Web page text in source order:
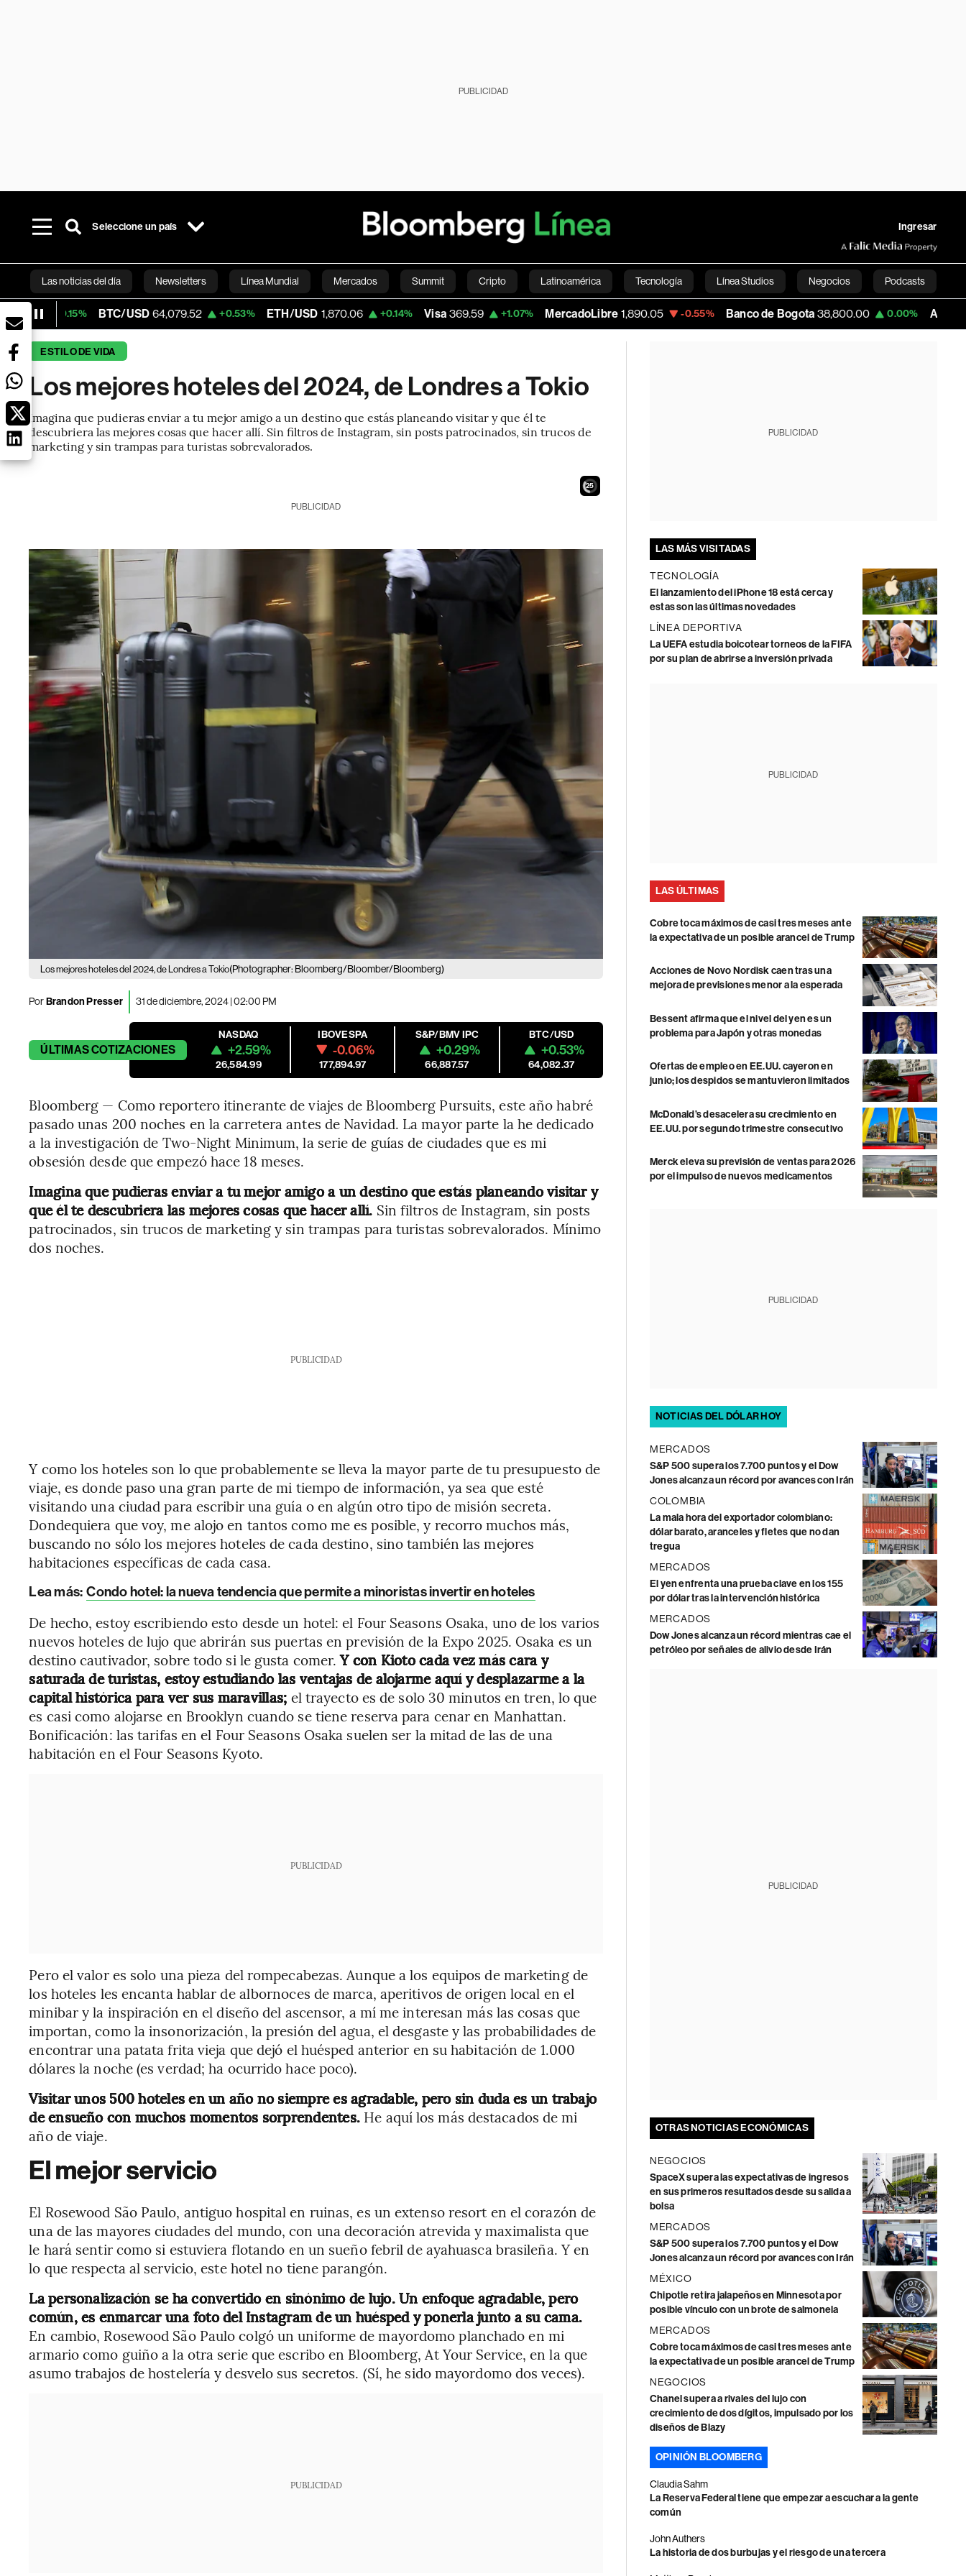
PUBLICIDAD
Seleccione un país Ingresar
Las noticias del día Newsletters Línea Mundial Mercados Summit Cripto Latinoamérica Tecnología Línea Studios Negocios Podcasts
Bloomberg Green Economía Estilo de vida Mundo Videos English
BTC/USD 64,079.52 +0.53% ETH/USD 1,870.06 +0.14% Visa 369.59 +1.07% MercadoLibre 1,890.05 -0.55% Banco de Bogota 38,800.00 0.00% Apple 309.25
ESTILO DE VIDA
Los mejores hoteles del 2024, de Londres a Tokio
Imagina que pudieras enviar a tu mejor amigo a un destino que estás planeando visitar y que él te
descubriera las mejores cosas que hacer allí. Sin filtros de Instagram, sin posts patrocinados, sin trucos de
marketing y sin trampas para turistas sobrevalorados.
24
PUBLICIDAD
Los mejores hoteles del 2024, de Londres a Tokio(Photographer: Bloomberg/Bloomber/Bloomberg)
PorBrandon Presser 31 de diciembre, 2024 | 02:00 PM
ÚLTIMASCOTIZACIONES
NASDAQ
+2.59%
26,584.99
IBOVESPA
-0.06%
177,894.97
S&P/BMV IPC
+0.29%
66,887.57
BTC/USD
+0.53%
64,082.37
Bloomberg — Como reportero itinerante de viajes de Bloomberg Pursuits, este año habré
pasado unas 200 noches en la carretera antes de Navidad. La mayor parte la he dedicado
a la investigación de Two-Night Minimum, la serie de guías de ciudades que es mi
obsesión desde que empezó hace 18 meses.
Imagina que pudieras enviar a tu mejor amigo a un destino que estás planeando visitar y
que él te descubriera las mejores cosas que hacer allí. Sin filtros de Instagram, sin posts
patrocinados, sin trucos de marketing y sin trampas para turistas sobrevalorados. Mínimo
dos noches.
PUBLICIDAD
Y como los hoteles son lo que probablemente se lleva la mayor parte de tu presupuesto de
viaje, es donde paso una gran parte de mi tiempo de información, ya sea que esté
visitando una ciudad para escribir una guía o en algún otro tipo de misión secreta.
Dondequiera que voy, me alojo en tantos como me es posible, y recorro muchos más,
buscando no sólo los mejores hoteles de cada destino, sino también las mejores
habitaciones específicas de cada casa.
Lea más: Condo hotel: la nueva tendencia que permite a minoristas invertir en hoteles
De hecho, estoy escribiendo esto desde un hotel: el Four Seasons Osaka, uno de los varios
nuevos hoteles de lujo que abrirán sus puertas en previsión de la Expo 2025. Osaka es un
destino cautivador, sobre todo si le gusta comer.Y con Kioto cada vez más cara y
saturada de turistas, estoy estudiando las ventajas de alojarme aquí y desplazarme a la
capital histórica para ver sus maravillas; el trayecto es de solo 30 minutos en tren, lo que
es casi como alojarse en Brooklyn cuando se tiene reserva para cenar en Manhattan.
Bonificación: las tarifas en el Four Seasons Osaka suelen ser la mitad de las de una
habitación en el Four Seasons Kyoto.
PUBLICIDAD
Pero el valor es solo una pieza del rompecabezas. Aunque a los equipos de marketing de
los hoteles les encanta hablar de albornoces de marca, aperitivos de origen local en el
minibar y la inspiración en el diseño del ascensor, a mí me interesan más las cosas que
importan, como la insonorización, la presión del agua, el desgaste y las probabilidades de
encontrar una patata frita vieja que dejó el huésped anterior en su habitación de 1.000
dólares la noche (es verdad; ha ocurrido hace poco).
Visitar unos 500 hoteles en un año no siempre es agradable, pero sin duda es un trabajo
de ensueño con muchos momentos sorprendentes. He aquí los más destacados de mi
año de viaje.
El mejor servicio
El Rosewood São Paulo, antiguo hospital en ruinas, es un extenso resort en el corazón de
una de las mayores ciudades del mundo, con una decoración atrevida y maximalista que
le hará sentir como si estuviera flotando en un sueño febril de ayahuasca brasileña. Y en
lo que respecta al servicio, este hotel no tiene parangón.
La personalización se ha convertido en sinónimo de lujo. Un enfoque agradable, pero
común, es enmarcar una foto del Instagram de un huésped y ponerla junto a su cama.
En cambio, Rosewood São Paulo colgó un uniforme de mayordomo planchado en mi
armario como guiño a la otra serie que escribo en Bloomberg, At Your Service, en la que
asumo trabajos de hostelería y desvelo sus secretos. (Sí, he sido mayordomo dos veces).
PUBLICIDAD
PUBLICIDAD
LAS MÁS VISITADAS
TECNOLOGÍA
El lanzamiento del iPhone 18 está cerca y
estas son las últimas novedades
LÍNEA DEPORTIVA
La UEFA estudia boicotear torneos de la FIFA
por su plan de abrirse a inversión privada
PUBLICIDAD
LAS ÚLTIMAS
Cobre toca máximos de casi tres meses ante
la expectativa de un posible arancel de Trump
Acciones de Novo Nordisk caen tras una
mejora de previsiones menor a la esperada
Bessent afirma que el nivel del yen es un
problema para Japón y otras monedas
Ofertas de empleo en EE.UU. cayeron en
junio; los despidos se mantuvieron limitados
McDonald’s desacelera su crecimiento en
EE.UU. por segundo trimestre consecutivo
Merck eleva su previsión de ventas para 2026
por el impulso de nuevos medicamentos
PUBLICIDAD
NOTICIAS DEL DÓLAR HOY
MERCADOS
S&P 500 supera los 7.700 puntos y el Dow
Jones alcanza un récord por avances con Irán
COLOMBIA
La mala hora del exportador colombiano:
dólar barato, aranceles y fletes que no dan
tregua
MERCADOS
El yen enfrenta una prueba clave en los 155
por dólar tras la intervención histórica
MERCADOS
Dow Jones alcanza un récord mientras cae el
petróleo por señales de alivio desde Irán
PUBLICIDAD
OTRAS NOTICIAS ECONÓMICAS
NEGOCIOS
SpaceX supera las expectativas de ingresos
en sus primeros resultados desde su salida a
bolsa
MERCADOS
S&P 500 supera los 7.700 puntos y el Dow
Jones alcanza un récord por avances con Irán
MÉXICO
Chipotle retira jalapeños en Minnesota por
posible vínculo con un brote de salmonela
MERCADOS
Cobre toca máximos de casi tres meses ante
la expectativa de un posible arancel de Trump
NEGOCIOS
Chanel supera a rivales del lujo con
crecimiento de dos dígitos, impulsado por los
diseños de Blazy
OPINIÓN BLOOMBERG
Claudia Sahm
La Reserva Federal tiene que empezar a escuchar a la gente
común
John Authers
La historia de dos burbujas y el riesgo de una tercera